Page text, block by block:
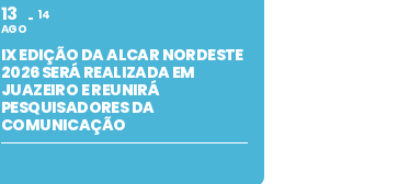
13
AGO
14
IX EDIÇÃO DA ALCAR NORDESTE
2026 SERÁ REALIZADA EM
JUAZEIRO E REUNIRÁ
PESQUISADORES DA
COMUNICAÇÃO